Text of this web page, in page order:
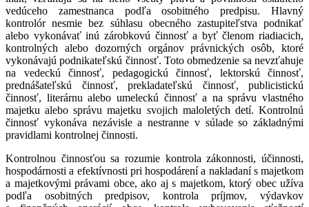
vedúceho zamestnanca podľa osobitného predpisu. Hlavný
kontrolór nesmie bez súhlasu obecného zastupiteľstva podnikať
alebo vykonávať inú zárobkovú činnosť a byť členom riadiacich,
kontrolných alebo dozorných orgánov právnických osôb, ktoré
vykonávajú podnikateľskú činnosť. Toto obmedzenie sa nevzťahuje
na vedeckú činnosť, pedagogickú činnosť, lektorskú činnosť,
prednášateľskú činnosť, prekladateľskú činnosť, publicistickú
činnosť, literárnu alebo umeleckú činnosť a na správu vlastného
majetku alebo správu majetku svojich maloletých detí. Kontrolnú
činnosť vykonáva nezávisle a nestranne v súlade so základnými
pravidlami kontrolnej činnosti.
Kontrolnou činnosťou sa rozumie kontrola zákonnosti, účinnosti,
hospodárnosti a efektívnosti pri hospodárení a nakladaní s majetkom
a majetkovými právami obce, ako aj s majetkom, ktorý obec užíva
podľa osobitných predpisov, kontrola príjmov, výdavkov